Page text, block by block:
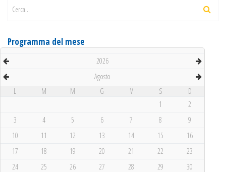
Cerca...
Programma del mese
2026
Agosto
L
M M G V S
D
1
2
3
4 5 6 7 8
9
10
11 12 13 14 15
16
17
18 19 20 21 22
23
24
25 26 27 28 29
30